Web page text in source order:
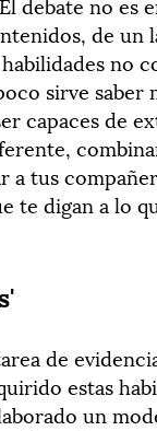
de un
no
sirve saber
capaces de
a tus
te digan a lo
de
estas
un